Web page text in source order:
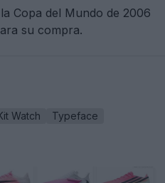
Copa del Mundo de 2006
su compra.
Watch
Typeface